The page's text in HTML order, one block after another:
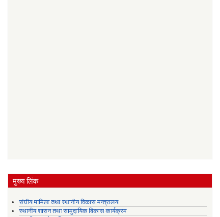
मुख्य लिंक
संघीय मामिला तथा स्थानीय विकास मन्त्रालय
स्थानीय शासन तथा सामुदायिक विकास कार्यक्रम